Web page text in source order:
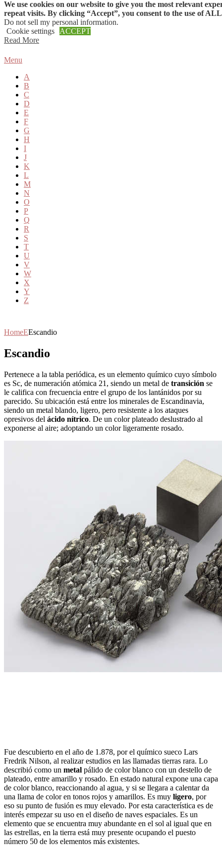
Skip to content
Menu
A
B
C
D
E
F
G
H
I
J
K
L
M
N
O
P
Q
R
S
T
U
V
W
X
Y
Z
HomeEEscandio
Escandio
Pertenece a la tabla periódica, es un elemento químico cuyo símbolo
es Sc, de numeración atómica 21, siendo un metal de transición se
le califica con frecuencia entre el grupo de los lantánidos por su
parecido. Su ubicación está entre los minerales de Escandinavia,
siendo un metal blando, ligero, pero resistente a los ataques
opresivos del ácido nítrico. De un color plateado deslustrado al
exponerse al aire; adoptando un color ligeramente rosado.
Fue descubierto en el año de 1.878, por el químico sueco Lars
Fredrik Nilson, al realizar estudios en las llamadas tierras rara. Lo
describió como un metal pálido de color blanco con un destello de
plateado, entre amarillo y rosado. En estado natural expone una capa
de color blanco, reaccionando al agua, y si se llegara a calentar da
una llama de color en tonos rojos y amarillos. Es muy ligero, por
eso su punto de fusión es muy elevado. Por esta característica es de
interés empezar su uso en el diseño de naves espaciales. Es un
elemento que se encuentra muy abundante en el sol al igual que en
las estrellas, en la tierra está muy presente ocupando el puesto
número 50 de los elementos más existentes.
We use cookies on our website to give you the most relevant
repeat visits. By clicking “Accept”, you consent to the use of
Do not sell my personal information.
Cookie settings
ACCEPT
Read More